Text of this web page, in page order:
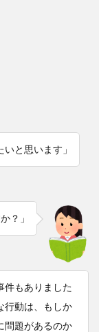
と思います」
？」
件もありました
行動は、もしか
問題があるのか